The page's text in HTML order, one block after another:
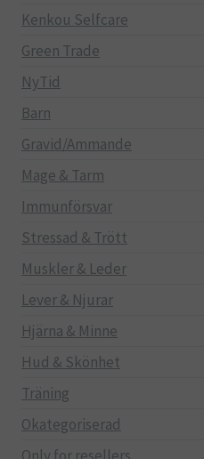
Kenkou Selfcare
Green Trade
NyTid
Barn
Gravid/Ammande
Mage & Tarm
Immunförsvar
Stressad & Trött
Muskler & Leder
Lever & Njurar
Hjärna & Minne
Hud & Skönhet
Träning
Okategoriserad